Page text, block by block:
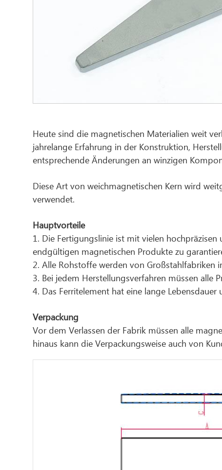
Heute sind die magnetischen Materialien weit
jahrelange Erfahrung in der Konstruktion,
entsprechende Änderungen an winzigen
Diese Art von weichmagnetischen Kern wird
verwendet.
Hauptvorteile
1. Die Fertigungslinie ist mit vielen
endgültigen magnetischen Produkte zu
2. Alle Rohstoffe werden von Großstahlfabriken
3. Bei jedem Herstellungsverfahren müssen alle
4. Das Ferritelement hat eine lange
Verpackung
Vor dem Verlassen der Fabrik müssen alle
hinaus kann die Verpackungsweise auch von